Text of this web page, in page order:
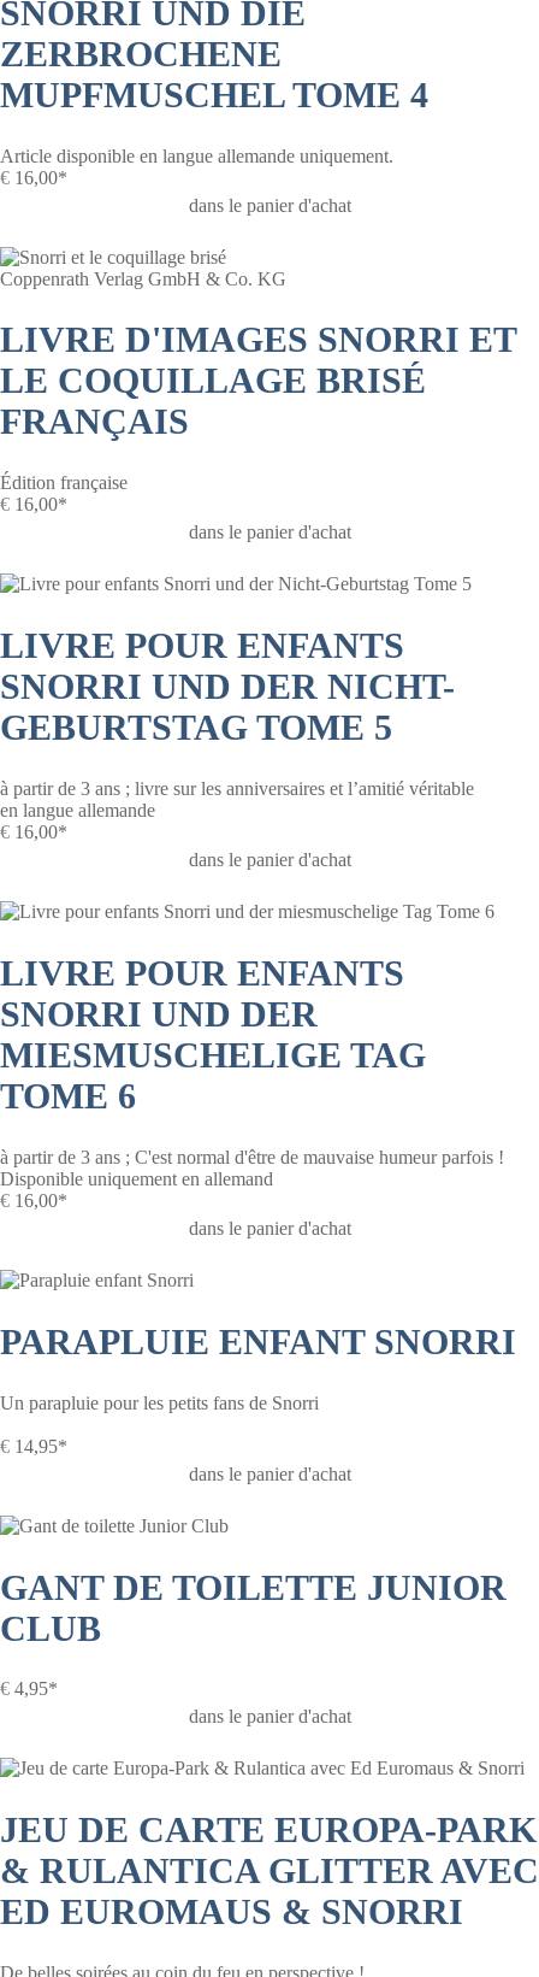
SNORRI UND DIE
ZERBROCHENE
MUPFMUSCHEL TOME 4
Article disponible en langue allemande uniquement.
€ 16,00*
dans le panier d'achat
Coppenrath Verlag GmbH & Co. KG
LIVRE D'IMAGES SNORRI ET
LE COQUILLAGE BRISÉ
FRANÇAIS
Édition française
€ 16,00*
dans le panier d'achat
LIVRE POUR ENFANTS
SNORRI UND DER NICHT-
GEBURTSTAG TOME 5
à partir de 3 ans ; livre sur les anniversaires et l’amitié véritable
en langue allemande
€ 16,00*
dans le panier d'achat
LIVRE POUR ENFANTS
SNORRI UND DER
MIESMUSCHELIGE TAG
TOME 6
à partir de 3 ans ; C'est normal d'être de mauvaise humeur parfois !
Disponible uniquement en allemand
€ 16,00*
dans le panier d'achat
PARAPLUIE ENFANT SNORRI
Un parapluie pour les petits fans de Snorri
€ 14,95*
dans le panier d'achat
GANT DE TOILETTE JUNIOR
CLUB
€ 4,95*
dans le panier d'achat
JEU DE CARTE EUROPA-PARK
& RULANTICA GLITTER AVEC
ED EUROMAUS & SNORRI